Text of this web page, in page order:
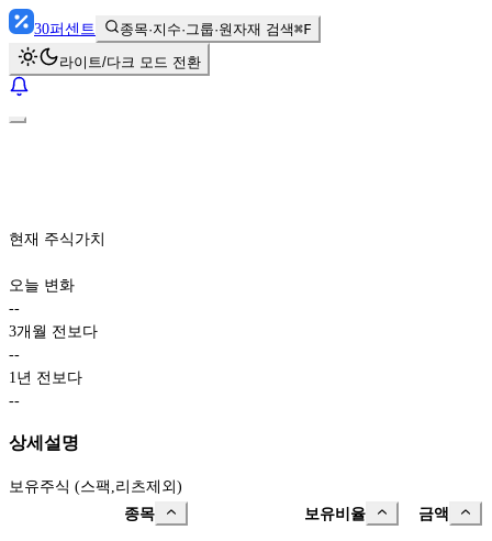
30퍼센트 종목·지수·그룹·원자재 검색⌘F
라이트/다크 모드 전환
현재 주식가치
오늘 변화
--
3개월 전보다
--
1년 전보다
--
상세설명
보유주식 (스팩,리츠제외)
종목
보유비율 금액